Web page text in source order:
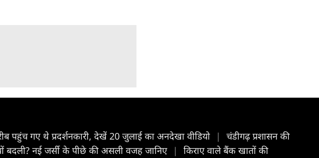
पहुंच गए थे प्रदर्शनकारी, देखें 20 जुलाई का अनदेखा वीड‍ियो |
चंडीगढ़ प्रशासन की
बदली? नई जर्सी के पीछे की असली वजह जानिए |
किराए वाले बैंक खातों की